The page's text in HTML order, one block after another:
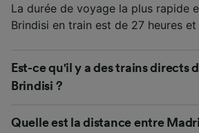
La durée de voyage la plus rapide
Brindisi en train est de 27 heures
Est-ce qu'il y a des trains directs
Brindisi ?
Quelle est la distance entre